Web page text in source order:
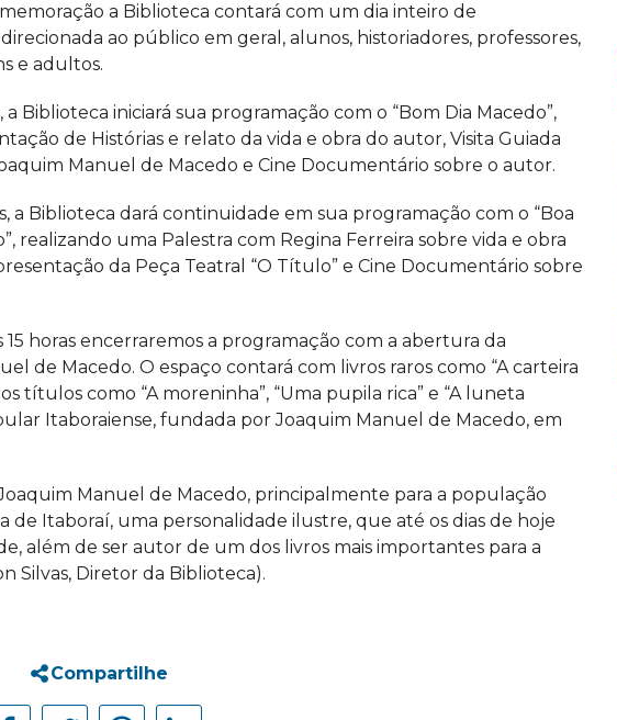
a Biblioteca contará com um dia inteiro de
ao público em geral, alunos, historiadores, professores,
e adultos.
Biblioteca iniciará sua programação com o “Bom Dia Macedo”,
de Histórias e relato da vida e obra do autor, Visita Guiada
Manuel de Macedo e Cine Documentário sobre o autor.
Biblioteca dará continuidade em sua programação com o “Boa
realizando uma Palestra com Regina Ferreira sobre vida e obra
da Peça Teatral “O Título” e Cine Documentário sobre
horas encerraremos a programação com a abertura da
de Macedo. O espaço contará com livros raros como “A carteira
títulos como “A moreninha”, “Uma pupila rica” e “A luneta
Itaboraiense, fundada por Joaquim Manuel de Macedo, em
Manuel de Macedo, principalmente para a população
de Itaboraí, uma personalidade ilustre, que até os dias de hoje
além de ser autor de um dos livros mais importantes para a
Silvas, Diretor da Biblioteca).
Compartilhe